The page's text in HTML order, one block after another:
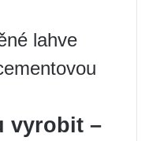
lahve
vyrobit –